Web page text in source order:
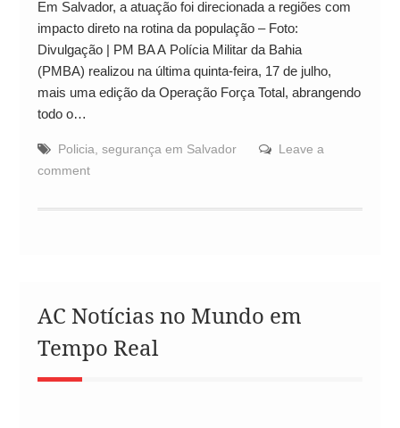
Em Salvador, a atuação foi direcionada a regiões com
impacto direto na rotina da população – Foto:
Divulgação | PM BA A Polícia Militar da Bahia
(PMBA) realizou na última quinta-feira, 17 de julho,
mais uma edição da Operação Força Total, abrangendo
todo o…
Policia segurança em Salvador
Leave a
comment
AC Notícias no Mundo em
Tempo Real